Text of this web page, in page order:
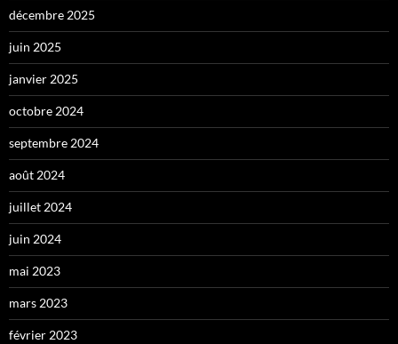
décembre 2025
juin 2025
janvier 2025
octobre 2024
septembre 2024
août 2024
juillet 2024
juin 2024
mai 2023
mars 2023
février 2023